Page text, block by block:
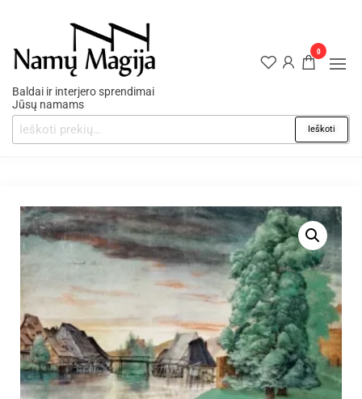
Baldai ir interjero sprendimai
Jūsų namams
Ieškoti
0